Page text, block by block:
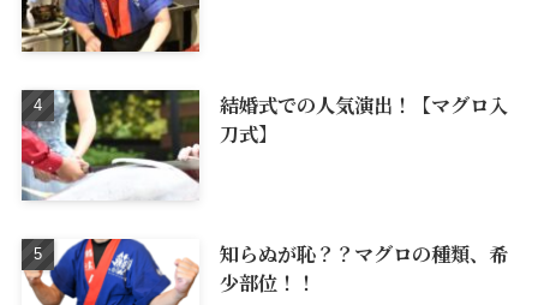
結婚式での人気演出！【マグロ入
刀式】
知らぬが恥？？マグロの種類、希
少部位！！